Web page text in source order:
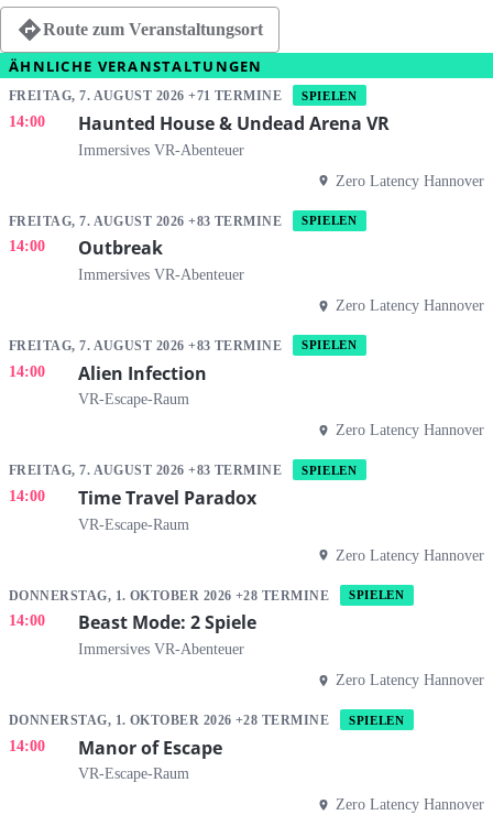
Route zum Veranstaltungsort
ÄHNLICHE VERANSTALTUNGEN
FREITAG, 7. AUGUST 2026 +71 TERMINE SPIELEN
14:00 Haunted House & Undead Arena VR
Immersives VR-Abenteuer
Zero Latency Hannover
FREITAG, 7. AUGUST 2026 +83 TERMINE SPIELEN
14:00 Outbreak
Immersives VR-Abenteuer
Zero Latency Hannover
FREITAG, 7. AUGUST 2026 +83 TERMINE SPIELEN
14:00 Alien Infection
VR-Escape-Raum
Zero Latency Hannover
FREITAG, 7. AUGUST 2026 +83 TERMINE SPIELEN
14:00 Time Travel Paradox
VR-Escape-Raum
Zero Latency Hannover
DONNERSTAG, 1. OKTOBER 2026 +28 TERMINE SPIELEN
14:00 Beast Mode: 2 Spiele
Immersives VR-Abenteuer
Zero Latency Hannover
DONNERSTAG, 1. OKTOBER 2026 +28 TERMINE SPIELEN
14:00 Manor of Escape
VR-Escape-Raum
Zero Latency Hannover